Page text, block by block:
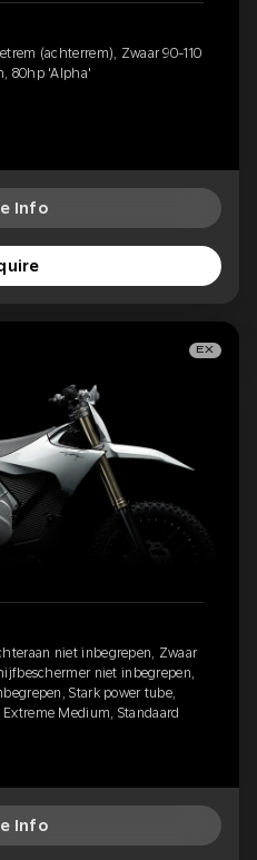
(achterrem), Zwaar 90-110
80hp 'Alpha'
Info
EX
niet inbegrepen, Zwaar
niet inbegrepen,
Stark power tube,
Medium, Standaard
Info